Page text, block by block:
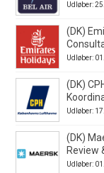
Udløber:
(DK)
Udløber:
(DK)
Udløber:
(DK)
Review
Udløber: